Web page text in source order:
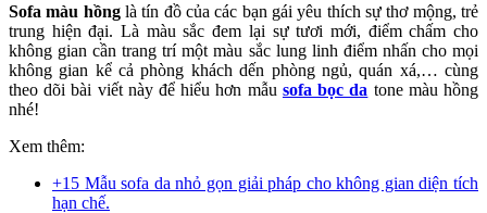
Sofa màu hồnglà tín đồ của các bạn gái yêu thích sự thơ mộng, trẻ
trung hiện đại. Là màu sắc đem lại sự tươi mới, điểm chấm cho
không gian cần trang trí một màu sắc lung linh điểm nhấn cho mọi
không gian kể cả phòng khách dến phòng ngủ, quán xá,… cùng
theo dõi bài viết này để hiểu hơn mẫu sofa bọc da tone màu hồng
nhé!
Xem thêm:
+15 Mẫu sofa da nhỏ gọn giải pháp cho không gian diện tích
hạn chế.